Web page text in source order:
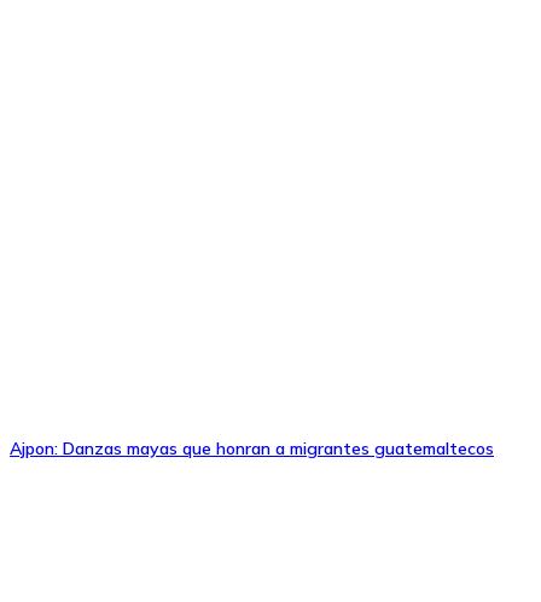
Ajpon: Danzas mayas que honran a migrantes guatemaltecos